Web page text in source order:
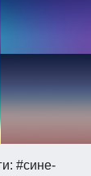
#сине-